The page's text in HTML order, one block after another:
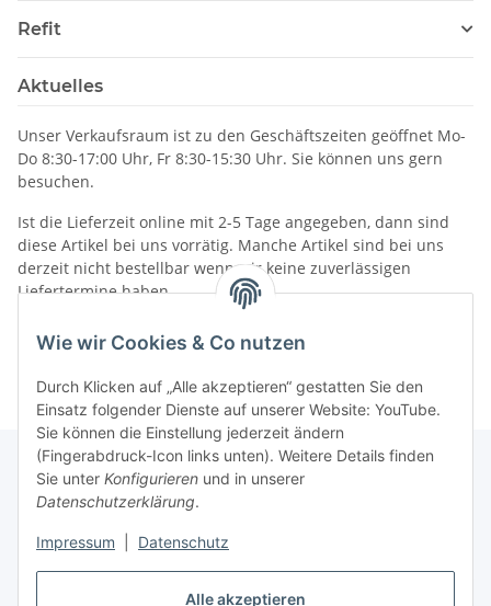
Alle akzeptieren
Wie wir Cookies & Co nutzen
Durch Klicken auf „Alle akzeptieren“ gestatten Sie den
Einsatz folgender Dienste auf unserer Website: YouTube.
Sie können die Einstellung jederzeit ändern
(Fingerabdruck-Icon links unten). Weitere Details finden
Sie unter Konfigurieren und in unserer
Datenschutzerklärung.
Impressum Datenschutz
Refit
Aktuelles
Unser Verkaufsraum ist zu den Geschäftszeiten geöffnet Mo-
Do 8:30-17:00 Uhr, Fr 8:30-15:30 Uhr. Sie können uns gern
besuchen.
Ist die Lieferzeit online mit 2-5 Tage angegeben, dann sind
diese Artikel bei uns vorrätig. Manche Artikel sind bei uns
derzeit nicht bestellbar wenn wir keine zuverlässigen
Liefertermine haben.
Informationen
Gesetzliche Informationen
Vertrag widerrufen